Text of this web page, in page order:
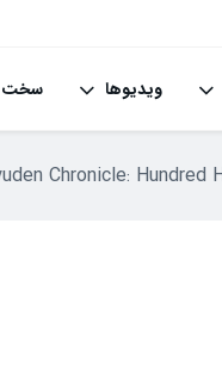
ویدیوها سخت